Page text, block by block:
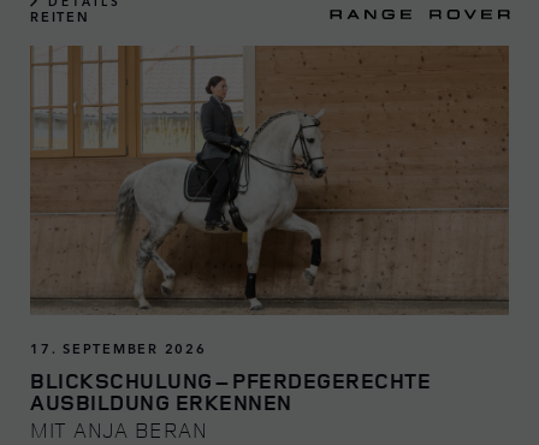
REITEN
17. SEPTEMBER 2026
BLICKSCHULUNG – PFERDEGERECHTE
AUSBILDUNG ERKENNEN
MIT ANJA BERAN